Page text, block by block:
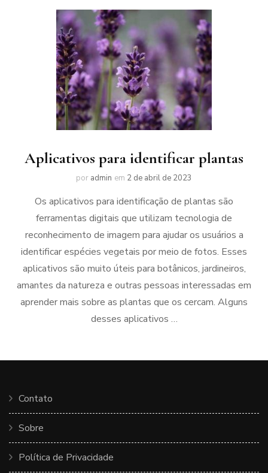
Aplicativos para identificar plantas
por admin em 2 de abril de 2023
Os aplicativos para identificação de plantas são
ferramentas digitais que utilizam tecnologia de
reconhecimento de imagem para ajudar os usuários a
identificar espécies vegetais por meio de fotos. Esses
aplicativos são muito úteis para botânicos, jardineiros,
amantes da natureza e outras pessoas interessadas em
aprender mais sobre as plantas que os cercam. Alguns
desses aplicativos …
Contato
Sobre
Política de Privacidade